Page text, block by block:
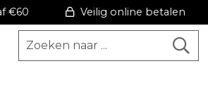
€60 Veilig online betalen